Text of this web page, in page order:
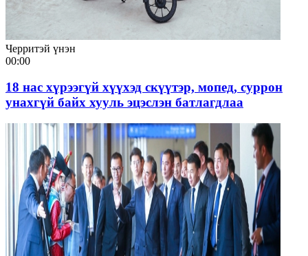
Черритэй үнэн
00:00
18 нас хүрээгүй хүүхэд скүүтэр, мопед, суррон
унахгүй байх хууль эцэслэн батлагдлаа